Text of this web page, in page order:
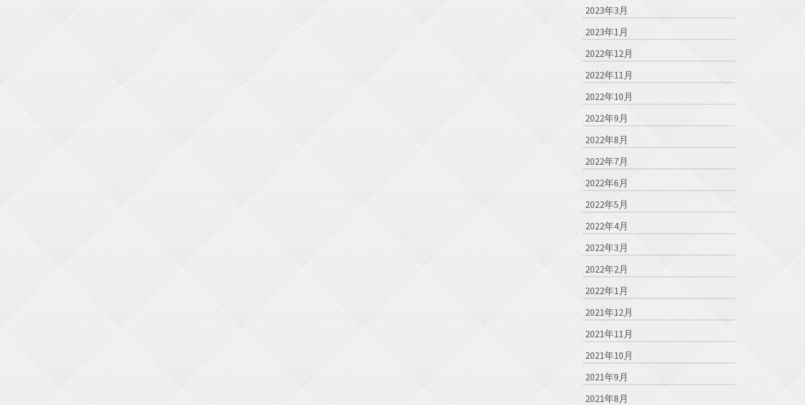
2023年3月
2023年1月
2022年12月
2022年11月
2022年10月
2022年9月
2022年8月
2022年7月
2022年6月
2022年5月
2022年4月
2022年3月
2022年2月
2022年1月
2021年12月
2021年11月
2021年10月
2021年9月
2021年8月